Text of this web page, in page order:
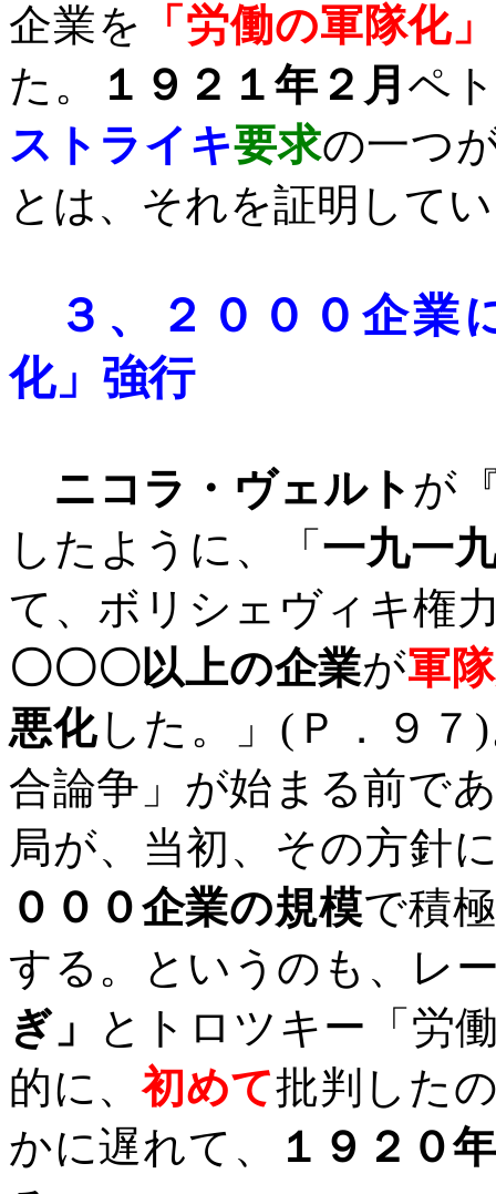
企業を
「労働の軍隊化」
た。
１９２１年２月 ペ
ストライキ要求の一つ
とは、それを証明して
３、
２０００企業
化」強行
ニコラ・ヴェルト が
したように、「 一九一
て、ボリシェヴィキ権
〇〇〇以上の企業が軍
悪化 した。」 ( Ｐ．９７ )
合論争」が始まる前で
局が、当初、その方針
０００企業の規模で積
する。というのも、レ
ぎ」
とトロツキー「労
的に、初めて批判した
かに遅れて、
１９２０